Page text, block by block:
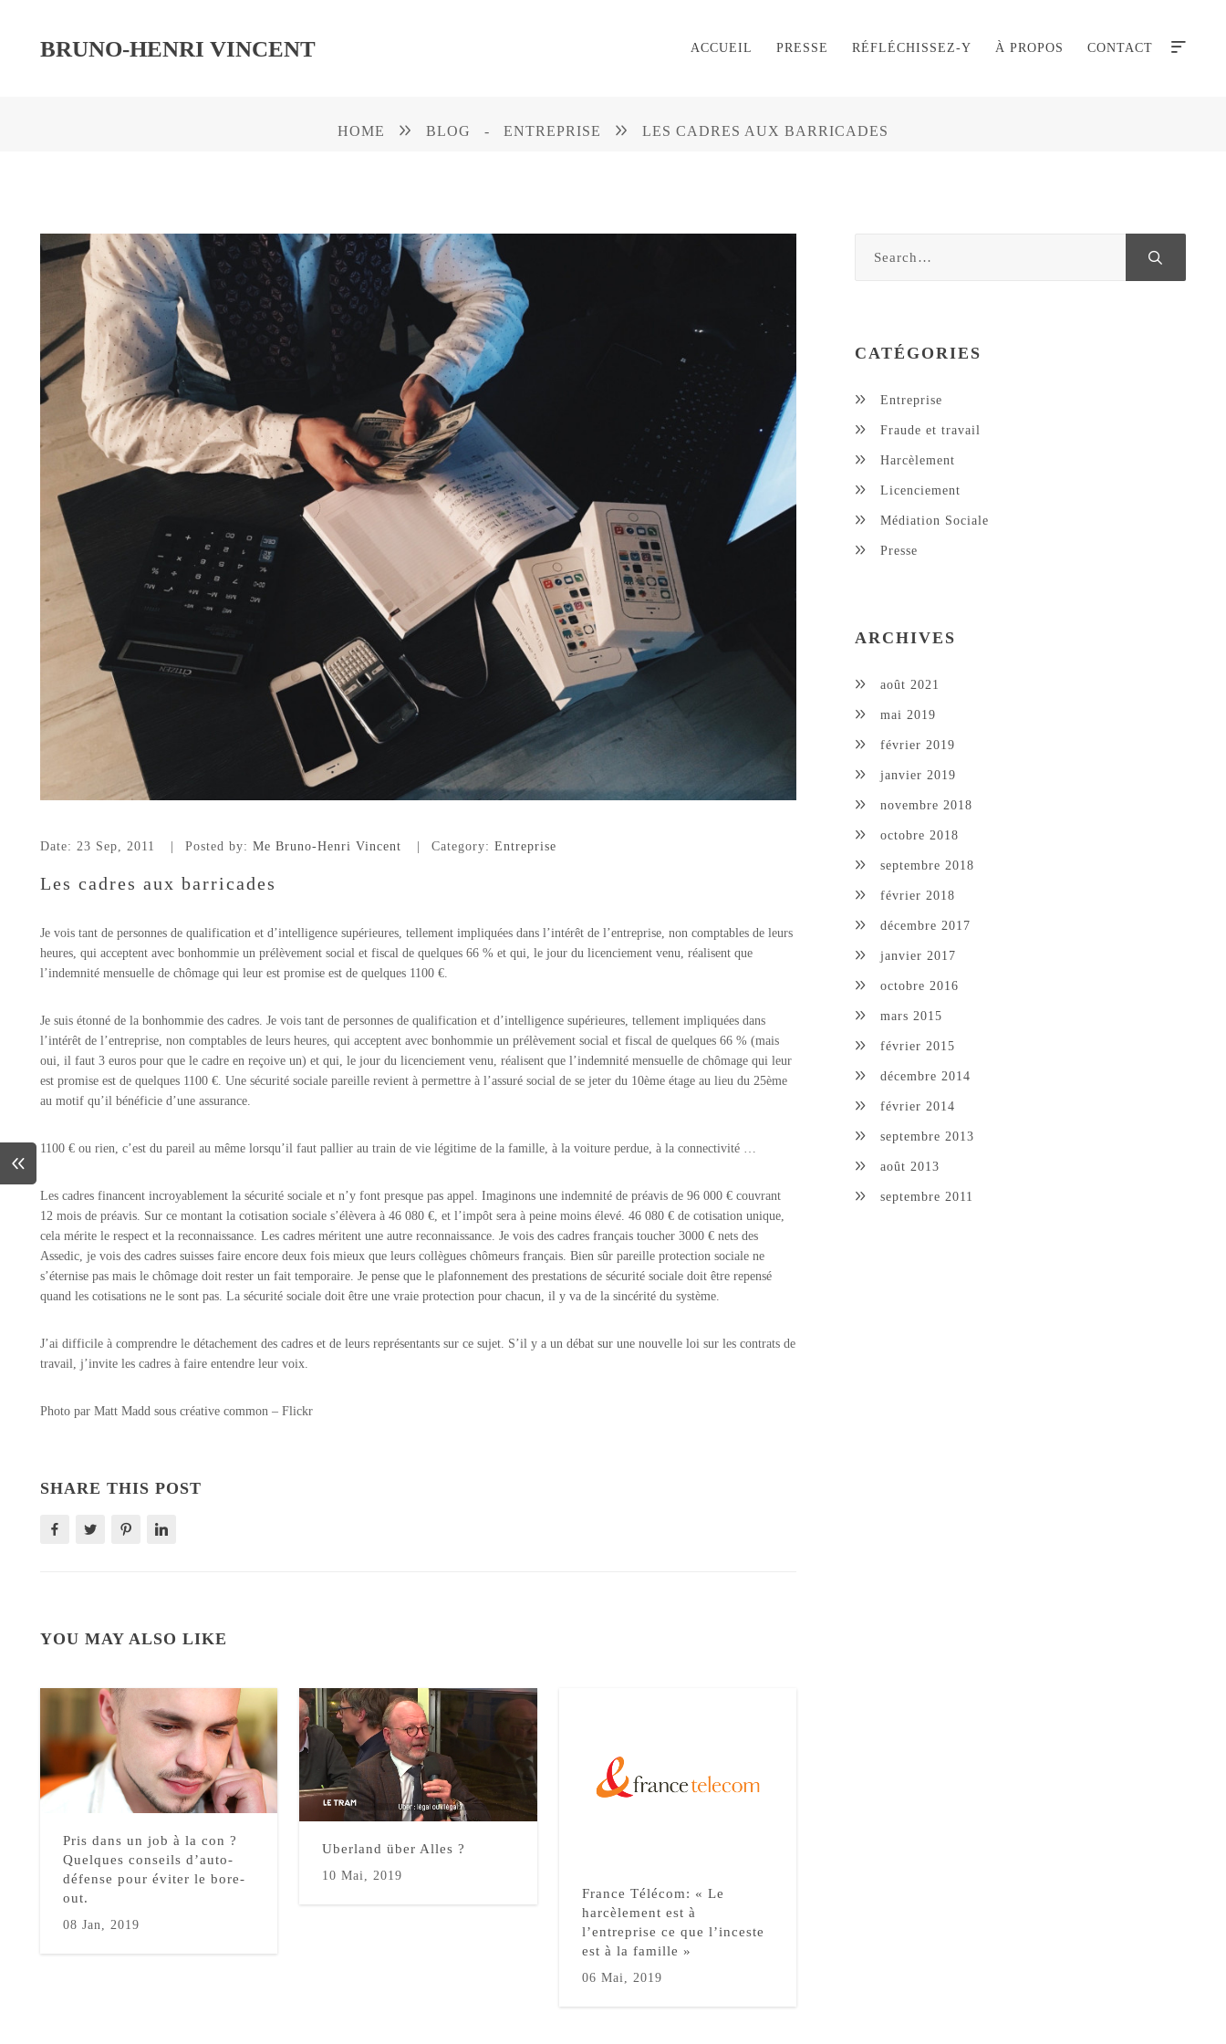
BRUNO-HENRI VINCENT ACCUEIL PRESSE RÉFLÉCHISSEZ-Y À PROPOS CONTACT
HOME BLOG - ENTREPRISE LES CADRES AUX BARRICADES
Date: 23 Sep, 2011 Posted by: Me Bruno-Henri Vincent Category: Entreprise
Les cadres aux barricades
Je vois tant de personnes de qualification et d’intelligence supérieures, tellement impliquées dans l’intérêt de l’entreprise, non comptables de leurs
heures, qui acceptent avec bonhommie un prélèvement social et fiscal de quelques 66 % et qui, le jour du licenciement venu, réalisent que
l’indemnité mensuelle de chômage qui leur est promise est de quelques 1100 €.
Je suis étonné de la bonhommie des cadres. Je vois tant de personnes de qualification et d’intelligence supérieures, tellement impliquées dans
l’intérêt de l’entreprise, non comptables de leurs heures, qui acceptent avec bonhommie un prélèvement social et fiscal de quelques 66 % (mais
oui, il faut 3 euros pour que le cadre en reçoive un) et qui, le jour du licenciement venu, réalisent que l’indemnité mensuelle de chômage qui leur
est promise est de quelques 1100 €. Une sécurité sociale pareille revient à permettre à l’assuré social de se jeter du 10ème étage au lieu du 25ème
au motif qu’il bénéficie d’une assurance.
1100 € ou rien, c’est du pareil au même lorsqu’il faut pallier au train de vie légitime de la famille, à la voiture perdue, à la connectivité …
Les cadres financent incroyablement la sécurité sociale et n’y font presque pas appel. Imaginons une indemnité de préavis de 96 000 € couvrant
12 mois de préavis. Sur ce montant la cotisation sociale s’élèvera à 46 080 €, et l’impôt sera à peine moins élevé. 46 080 € de cotisation unique,
cela mérite le respect et la reconnaissance. Les cadres méritent une autre reconnaissance. Je vois des cadres français toucher 3000 € nets des
Assedic, je vois des cadres suisses faire encore deux fois mieux que leurs collègues chômeurs français. Bien sûr pareille protection sociale ne
s’éternise pas mais le chômage doit rester un fait temporaire. Je pense que le plafonnement des prestations de sécurité sociale doit être repensé
quand les cotisations ne le sont pas. La sécurité sociale doit être une vraie protection pour chacun, il y va de la sincérité du système.
J’ai difficile à comprendre le détachement des cadres et de leurs représentants sur ce sujet. S’il y a un débat sur une nouvelle loi sur les contrats de
travail, j’invite les cadres à faire entendre leur voix.
Photo par Matt Madd sous créative common – Flickr
SHARE THIS POST
YOU MAY ALSO LIKE
Pris dans un job à la con ?
Quelques conseils d’auto-
défense pour éviter le bore-
out.
08 Jan, 2019
Uberland über Alles ?
10 Mai, 2019
France Télécom: « Le
harcèlement est à
l’entreprise ce que l’inceste
est à la famille »
06 Mai, 2019
CATÉGORIES
Entreprise
Fraude et travail
Harcèlement
Licenciement
Médiation Sociale
Presse
ARCHIVES
août 2021
mai 2019
février 2019
janvier 2019
novembre 2018
octobre 2018
septembre 2018
février 2018
décembre 2017
janvier 2017
octobre 2016
mars 2015
février 2015
décembre 2014
février 2014
septembre 2013
août 2013
septembre 2011